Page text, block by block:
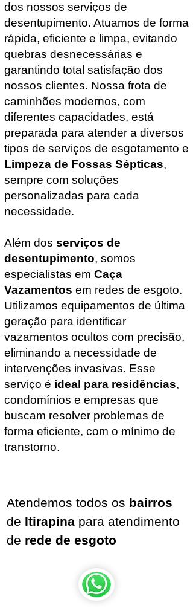
dos nossos serviços de
desentupimento. Atuamos de forma
rápida, eficiente e limpa, evitando
quebras desnecessárias e
garantindo total satisfação dos
nossos clientes. Nossa frota de
caminhões modernos, com
diferentes capacidades, está
preparada para atender a diversos
tipos de serviços de esgotamento e
Limpeza de Fossas Sépticas,
sempre com soluções
personalizadas para cada
necessidade.
Além dos serviços de
desentupimento, somos
especialistas em Caça
Vazamentos em redes de esgoto.
Utilizamos equipamentos de última
geração para identificar
vazamentos ocultos com precisão,
eliminando a necessidade de
intervenções invasivas. Esse
serviço é ideal para residências,
condomínios e empresas que
buscam resolver problemas de
forma eficiente, com o mínimo de
transtorno.
Atendemos todos os bairros
de Itirapina para atendimento
de rede de esgoto